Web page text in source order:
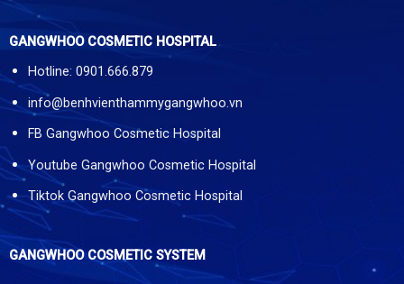
GANGWHOO COSMETIC HOSPITAL
Hotline: 0901.666.879
info@benhvienthammygangwhoo.vn
FB Gangwhoo Cosmetic Hospital
Youtube Gangwhoo Cosmetic Hospital
Tiktok Gangwhoo Cosmetic Hospital
GANGWHOO COSMETIC SYSTEM